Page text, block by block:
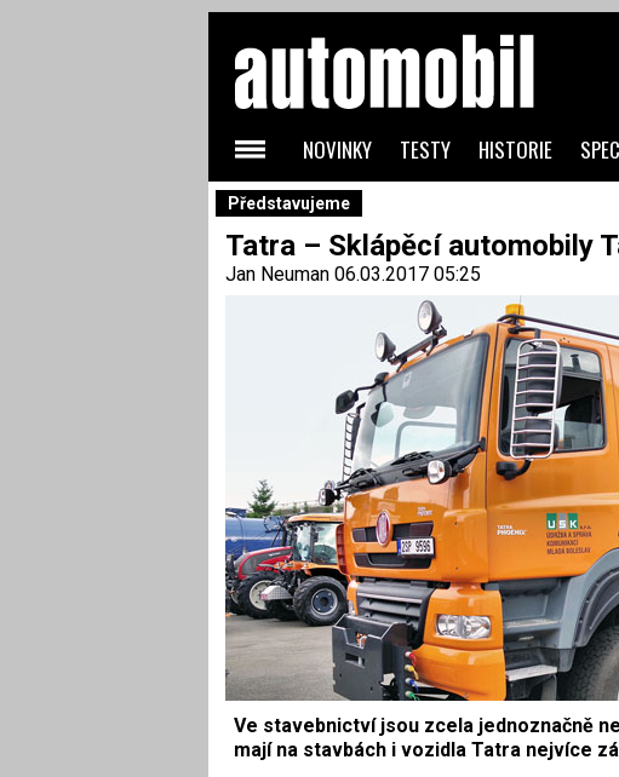
Představujeme
Tatra – Sklápěcí automobily
Jan Neuman06.03.2017 05:25
Ve stavebnictví jsou zcela jednoznačně
mají na stavbách i vozidla Tatra nejvíce
NOVINKY TESTY HISTORIE